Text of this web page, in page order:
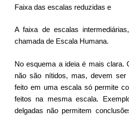
Faixa das escalas reduzidas e
A faixa de escalas
chamada de Escala Humana.
No esquema a ideia é mais clara.
não são nítidos, mas, devem ser
feito em uma escala só permite
feitos na mesma escala.
delgadas não permitem